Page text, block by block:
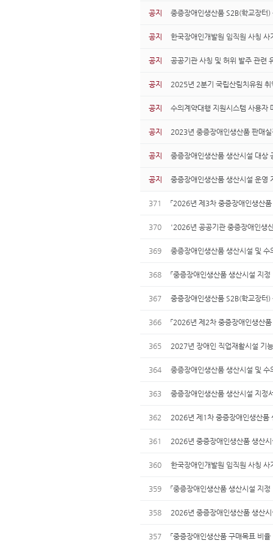
공지 중증장애인생산품 S2B(학교장터
공지 한국장애인개발원 임직원 사칭 사
공지 공공기관 사칭 및 허위 발주 관련
공지 2025년 2분기 국립산림치유원
공지 수의계약대행 지원시스템 사용자
공지 2023년 중증장애인생산품 판매
공지 중증장애인생산품 생산시설 대상
공지 중증장애인생산품 생산시설 운영
371 「2026년 제3차 중증장애인생산
370 '2026년 공공기관 중증장애인생
369 중증장애인생산품 생산시설 및
368 「중증장애인생산품 생산시설 지
367 중증장애인생산품 S2B(학교장터
366 「2026년 제2차 중증장애인생산
365 2027년 장애인 직업재활시설 기
364 중증장애인생산품 생산시설 및
363 중증장애인생산품 생산시설 지정
362 2026년 제1차 중증장애인생산품
361 2026년 중증장애인생산품 생산
360 한국장애인개발원 임직원 사칭 사
359 「중증장애인생산품 생산시설 지
358 2026년 중증장애인생산품 생산
357 「중증장애인생산품 구매목표 비